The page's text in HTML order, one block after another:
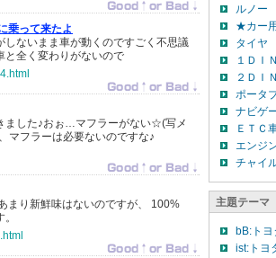
乗って来たよ
ないまま車が動くのですごく不思議
と全く変わりがないので
ました♪おぉ…マフラーがない☆(写メ
マフラーは必要ないのですな♪
まり新鮮味はないのですが、 100%
ルノー
★カー
タイヤ
１ＤＩ
２ＤＩ
ポータ
ナビゲ
ＥＴＣ
エンジ
チャイ
主題テーマ
bB:ト
ist:トヨ